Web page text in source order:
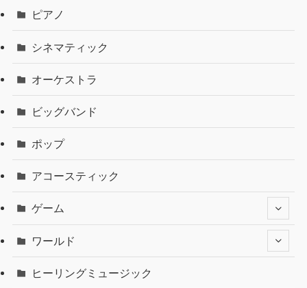
ピアノ
シネマティック
オーケストラ
ビッグバンド
ポップ
アコースティック
ゲーム
ワールド
ヒーリングミュージック